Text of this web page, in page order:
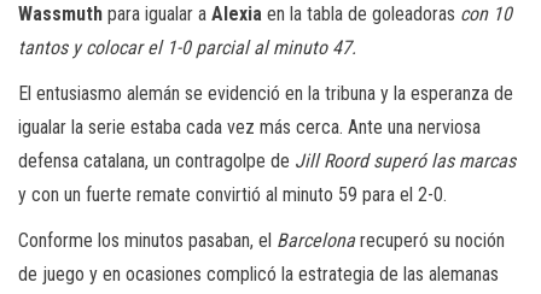
Wassmuth para igualar a Alexia en la tabla de goleadoras con 10
tantos y colocar el 1-0 parcial al minuto 47.
El entusiasmo alemán se evidenció en la tribuna y la esperanza de
igualar la serie estaba cada vez más cerca. Ante una nerviosa
defensa catalana, un contragolpe de Jill Roord superó las marcas
y con un fuerte remate convirtió al minuto 59 para el 2-0.
Conforme los minutos pasaban, el Barcelonarecuperó su noción
de juego y en ocasiones complicó la estrategia de las alemanas